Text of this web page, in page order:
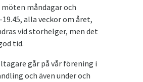
måndagar och
19.45, alla veckor om året,
vid storhelger, men det
tid.
går på vår förening i
och även under och